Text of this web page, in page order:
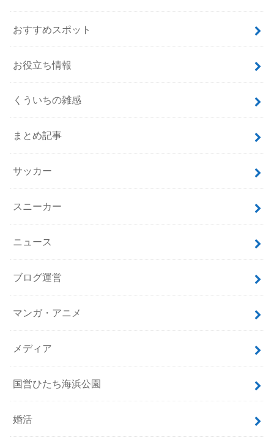
おすすめスポット
お役立ち情報
くういちの雑感
まとめ記事
サッカー
スニーカー
ニュース
ブログ運営
マンガ・アニメ
メディア
国営ひたち海浜公園
婚活